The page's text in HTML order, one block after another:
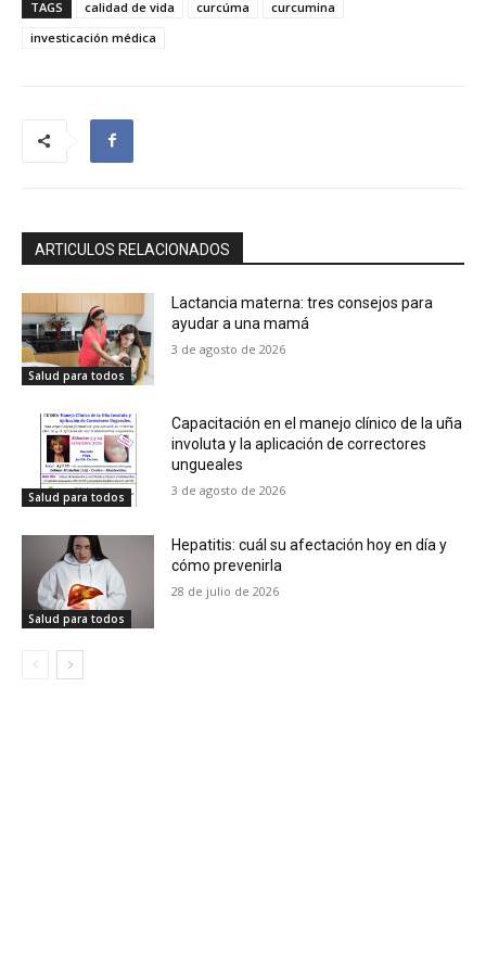
TAGS calidad de vida curcúma
curcumina
investicación médica
ARTICULOS RELACIONADOS
Salud para todos
Lactancia materna: tres consejos para
ayudar a una mamá
3 de agosto de 2026
Salud para todos
Capacitación en el manejo clínico de la uña
involuta y la aplicación de correctores
ungueales
3 de agosto de 2026
Salud para todos
Hepatitis: cuál su afectación hoy en día y
cómo prevenirla
28 de julio de 2026